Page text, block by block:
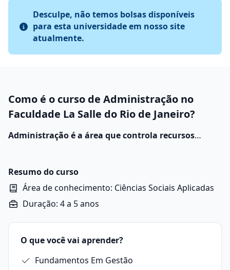
Desculpe, não temos bolsas disponíveis
para esta universidade em nosso site
atualmente.
Como é o curso de Administração no
Faculdade La Salle do Rio de Janeiro?
Administração é a área que controla recursos
organizacionais.Suas práticas envolvem análise de
custos, otimização de desempenho e planejamento
técnico.
Resumo do curso
Área de conhecimento: Ciências Sociais Aplicadas
Duração: 4 a 5 anos
O que você vai aprender?
Fundamentos Em Gestão